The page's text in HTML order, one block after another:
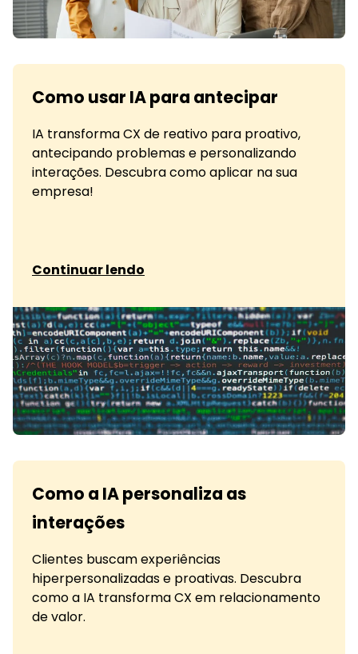
Como usar IA para antecipar
IA transforma CX de reativo para proativo,
antecipando problemas e personalizando
interações. Descubra como aplicar na sua
empresa!
Continuar lendo
Como a IA personaliza as
interações
Clientes buscam experiências
hiperpersonalizadas e proativas. Descubra
como a IA transforma CX em relacionamento
de valor.